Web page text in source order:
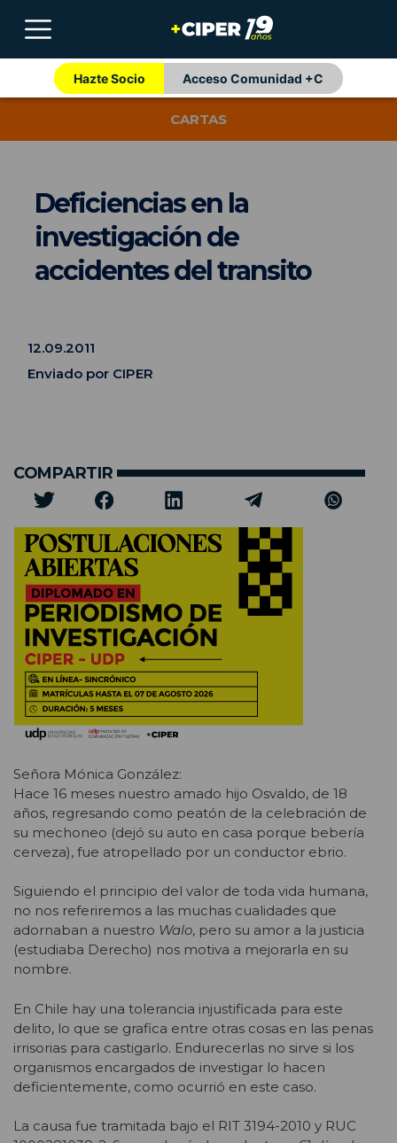
Hazte Socio Acceso Comunidad +C
CARTAS
Deficiencias en la
investigación de
accidentes del transito
12.09.2011
Enviado por CIPER
COMPARTIR
Señora Mónica González:
Hace 16 meses nuestro amado hijo Osvaldo, de 18
años, regresando como peatón de la celebración de
su mechoneo (dejó su auto en casa porque bebería
cerveza), fue atropellado por un conductor ebrio.
Siguiendo el principio del valor de toda vida humana,
no nos referiremos a las muchas cualidades que
adornaban a nuestro Walo, pero su amor a la justicia
(estudiaba Derecho) nos motiva a mejorarla en su
nombre.
En Chile hay una tolerancia injustificada para este
delito, lo que se grafica entre otras cosas en las penas
irrisorias para castigarlo. Endurecerlas no sirve si los
organismos encargados de investigar lo hacen
deficientemente, como ocurrió en este caso.
La causa fue tramitada bajo el RIT 3194-2010 y RUC